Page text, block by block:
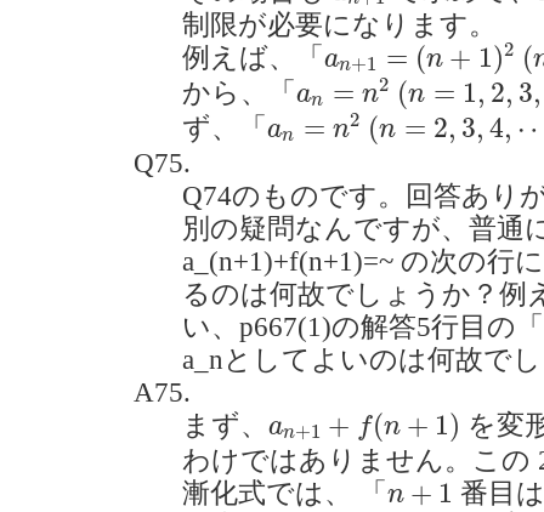
制限が必要になります。
例えば、「 an+1 = (n + 1)2
an+1 = n+ 1) 2 (
(
から、「 an = n2
=n 2 (n = 1, 2, 3,
( n= ,2 3, ⋯
ず、「 an = n2
=n (n = 2, 3, 4,
( = 3, 4,⋯ )
Q75.
Q74のものです。回答あり
別の疑問なんですが、普通
a_(n+1)+f(n+1)=~ の次の行
るのは何故でしょうか？例
い、p667(1)の解答5行目の
a_nとしてよいのは何故で
A75.
まず、 an+1 + f(n + 1)
+ n+ )
を変
わけではありません。この
漸化式では、 「 n + 1
n+1
番目